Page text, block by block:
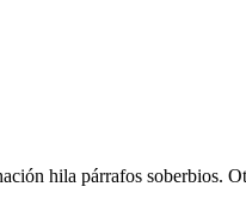
hila párrafos soberbios.